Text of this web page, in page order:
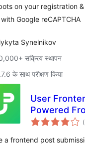
on your registration
Google reCAPTCHA
Synelnikov
सक्रिय स्थापन
के साथ परीक्षण किया
User
Powered
Post
User Profile,
a frontend post